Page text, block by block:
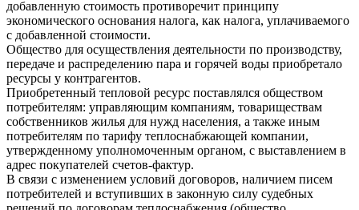
добавленную стоимость противоречит принципу
экономического основания налога, как налога, уплачиваемого
с добавленной стоимости.
Общество для осуществления деятельности по производству,
передаче и распределению пара и горячей воды приобретало
ресурсы у контрагентов.
Приобретенный тепловой ресурс поставлялся обществом
потребителям: управляющим компаниям, товариществам
собственников жилья для нужд населения, а также иным
потребителям по тарифу теплоснабжающей компании,
утвержденному уполномоченным органом, с выставлением в
адрес покупателей счетов-фактур.
В связи с изменением условий договоров, наличием писем
потребителей и вступивших в законную силу судебных